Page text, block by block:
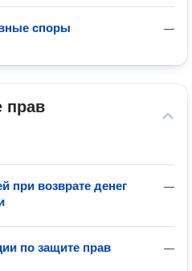
—
споры
прав
—
при возврате денег
—
по защите прав